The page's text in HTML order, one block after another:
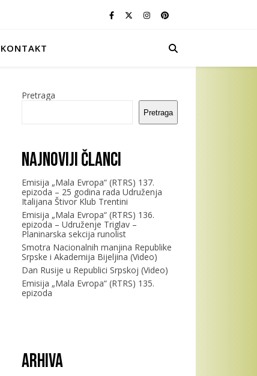
KONTAKT
Pretraga
Pretraga
Najnoviji članci
Emisija „Mala Evropa“ (RTRS) 137.
epizoda – 25 godina rada Udruženja
Italijana Štivor Klub Trentini
Emisija „Mala Evropa“ (RTRS) 136.
epizoda – Udruženje Triglav –
Planinarska sekcija runolist
Smotra Nacionalnih manjina Republike
Srpske i Akademija Bijeljina (Video)
Dan Rusije u Republici Srpskoj (Video)
Emisija „Mala Evropa“ (RTRS) 135.
epizoda
Arhiva